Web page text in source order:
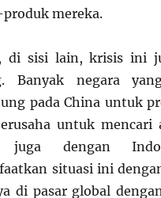
mereka.
di sisi lain, krisis ini
Banyak negara
pada China untuk
untuk mencari
juga dengan
situasi ini
di pasar global